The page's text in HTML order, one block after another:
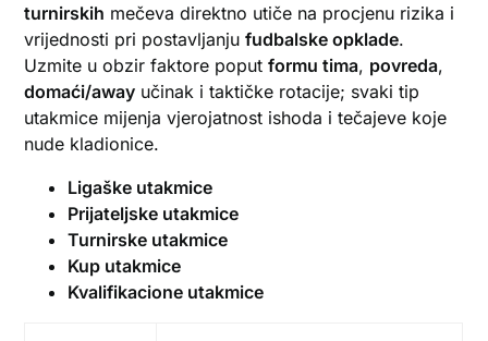
turnirskih mečeva direktno utiče na procjenu rizika i
vrijednosti pri postavljanjufudbalske opklade.
Uzmite u obzir faktore poputformu tima, povreda,
domaći/away učinak i taktičke rotacije; svaki tip
utakmice mijenja vjerojatnost ishoda i tečajeve koje
nude kladionice.
Ligaške utakmice
Prijateljske utakmice
Turnirske utakmice
Kup utakmice
Kvalifikacione utakmice